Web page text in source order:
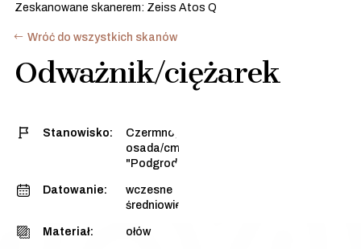
Zeskanowane skanerem: Zeiss Atos Q
Wróć do wszystkich skanów
Odważnik/ciężarek
Stanowisko:
Czermno, stan. 3 -
osada/cmentarzysko
"Podgrodzie Dalsze"
Datowanie:
wczesne
średniowiecze
Materiał: ołów